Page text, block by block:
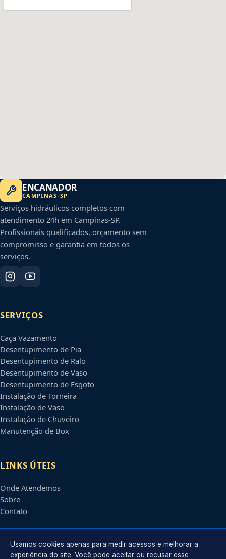
ENCANADOR
CAMPINAS-SP
Serviços hidráulicos completos com
atendimento 24h em Campinas-SP.
Profissionais qualificados, orçamento sem
compromisso e garantia em todos os
serviços.
SERVIÇOS
Caça Vazamento
Desentupimento de Pia
Desentupimento de Ralo
Desentupimento de Vaso
Desentupimento de Esgoto
Instalação de Torneira
Instalação de Vaso
Instalação de Chuveiro
Manutenção de Box
LINKS ÚTEIS
Onde Atendemos
Sobre
Contato
CONTATO
Usamos cookies apenas para medir acessos e melhorar a
experiência do site. Você pode aceitar ou recusar esse